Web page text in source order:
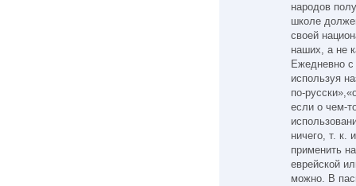
народов
школе
своей
наших, а не
Ежедневно с
используя
по-
если о чем-
ничего, т. к.
применить
еврейской
можно. В